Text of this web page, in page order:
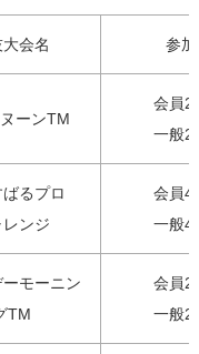
会名 参
ーンTM
会員
一般
るプロ
ンジ
会員
一般
モーニン
TM
会員
一般